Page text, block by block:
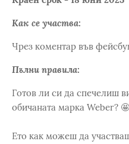
Как се участва:
Чрез коментар във
Пълни правила:
Готов ли си да спечелиш
обичаната марка Weber? 🤩
Ето как можеш да